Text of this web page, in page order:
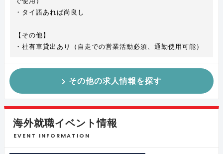
・タイ語あれば尚良し
【その他】
・社有車貸出あり（自走での営業活動必須、通勤使用可能）
その他の求人情報を探す
海外就職イベント情報
EVENT INFORMATION